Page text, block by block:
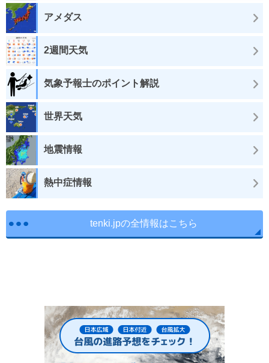
アメダス
2週間天気
気象予報士のポイント解説
世界天気
地震情報
熱中症情報
tenki.jpの全情報はこちら